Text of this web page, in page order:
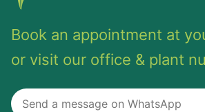
Book an appointment at
or visit our office & plant